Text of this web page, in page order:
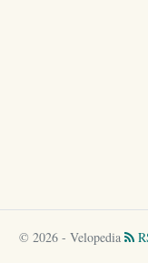
© 2026 - Velopedia